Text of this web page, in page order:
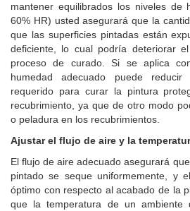
mantener equilibrados los niveles de
60% HR) usted asegurará que la
que las superficies pintadas están
deficiente, lo cual podría deteriorar
proceso de curado. Si se aplica
humedad adecuado puede
requerido para curar la pintura
recubrimiento, ya que de otro modo
o peladura en los recubrimientos.
Ajustar el flujo de aire y la
El flujo de aire adecuado asegurará
pintado se seque uniformemente, y
óptimo con respecto al acabado de la
que la temperatura de un ambiente